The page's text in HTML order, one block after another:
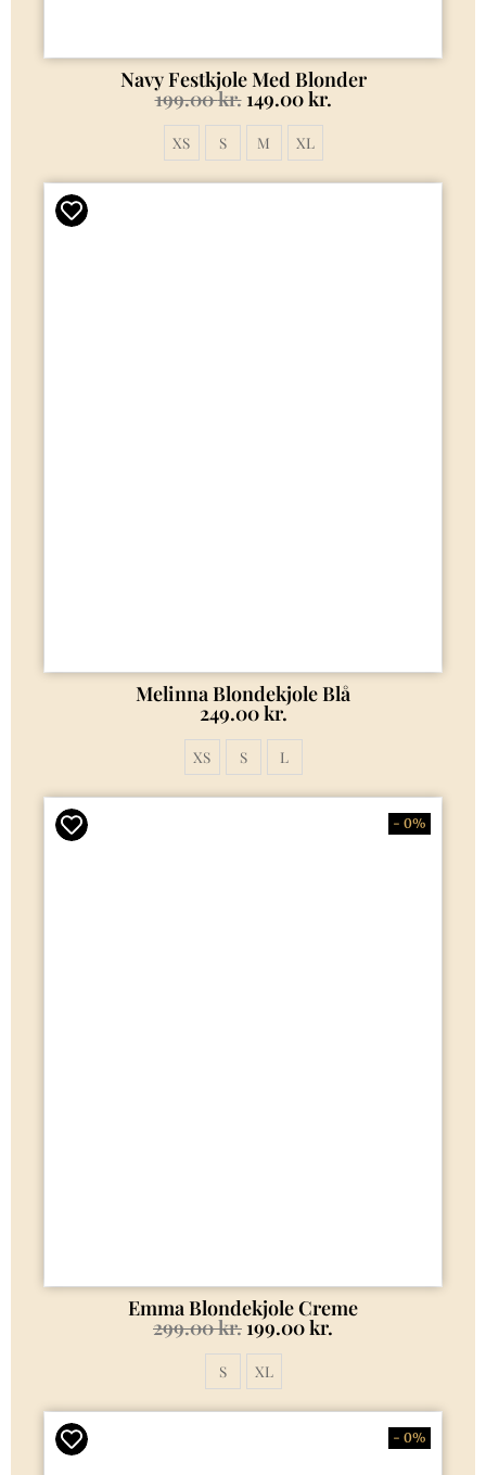
Navy Festkjole Med Blonder
199.00kr. 149.00kr.
XS S M XL
Melinna Blondekjole Blå
249.00kr.
XS S L
- 0%
Emma Blondekjole Creme
299.00kr. 199.00kr.
S XL
- 0%